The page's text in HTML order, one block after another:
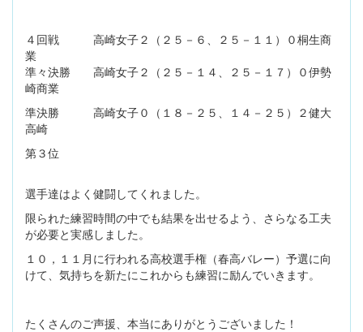
４回戦 高崎女子２（２５－６、２５－１１）０桐生商
業
準々決勝 高崎女子２（２５－１４、２５－１７）０伊勢
崎商業
準決勝 高崎女子０（１８－２５、１４－２５）２健大
高崎
第３位
選手達はよく健闘してくれました。
限られた練習時間の中でも結果を出せるよう、さらなる工夫
が必要と実感しました。
１０，１１月に行われる高校選手権（春高バレー）予選に向
けて、気持ちを新たにこれからも練習に励んでいきます。
たくさんのご声援、本当にありがとうございました！